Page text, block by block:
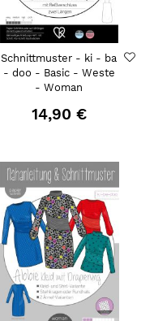
Schnittmuster - ki - ba
- doo - Basic - Weste
- Woman
14,90 €